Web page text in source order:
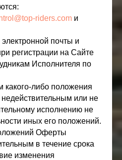
riders.com и
почты и
регистрации на Сайте
Исполнителя по
какого-либо положения
или не
исполнению не
иных его положений.
Оферты
в течение срока
изменения